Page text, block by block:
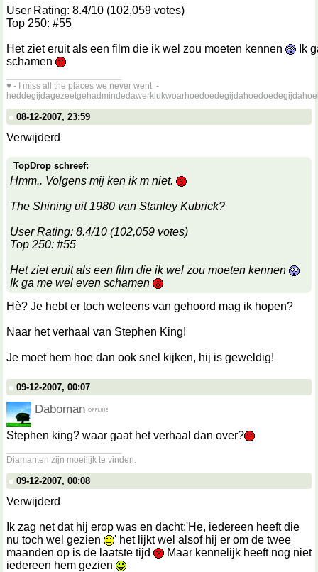
User Rating: 8.4/10 (102,059 votes)
Top 250: #55
Het ziet eruit als een film die ik wel zou moeten kennen
Ik
schamen
♥ - I miss all the places we never went. -
08-12-2007, 23:59
Verwijderd
TopDrop schreef:
Hmm.. Volgens mij ken ik m niet.
The Shining uit 1980 van Stanley Kubrick?
User Rating: 8.4/10 (102,059 votes)
Top 250: #55
Het ziet eruit als een film die ik wel zou moeten kennen
Ik ga me wel even schamen
Hè? Je hebt er toch weleens van gehoord mag ik hopen?
Naar het verhaal van Stephen King!
Je moet hem hoe dan ook snel kijken, hij is geweldig!
09-12-2007, 00:07
Daboman
Stephen king? waar gaat het verhaal dan over?
Diamanten zijn moeilijk te vinden.
09-12-2007, 00:08
Verwijderd
Ik zag net dat hij erop was en dacht;'He, iedereen heeft die
nu toch wel gezien
' het lijkt wel alsof hij er om de twee
maanden op is de laatste tijd
Maar kennelijk heeft nog niet
iedereen hem gezien